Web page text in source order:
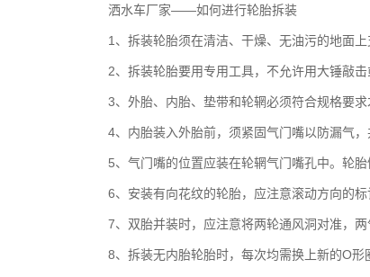
洒水车厂家——如何进行轮胎拆装
1、拆装轮胎须在清洁、干燥、无油污的地面上
2、拆装轮胎要用专用工具，不允许用大锤敲击
3、外胎、内胎、垫带和轮辋必须符合规格要求
4、内胎装入外胎前，须紧固气门嘴以防漏气，
5、气门嘴的位置应装在轮辋气门嘴孔中。轮胎
6、安装有向花纹的轮胎，应注意滚动方向的标
7、双胎并装时，应注意将两轮通风洞对准，两
8、拆装无内胎轮胎时，每次均需换上新的O形